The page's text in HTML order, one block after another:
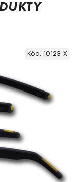
Kód: 10123-X